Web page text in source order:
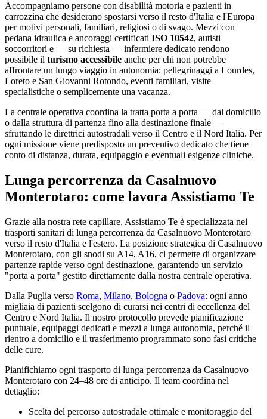
Accompagniamo persone con disabilità motoria e pazienti in
carrozzina che desiderano spostarsi verso il resto d'Italia e l'Europa
per motivi personali, familiari, religiosi o di svago. Mezzi con
pedana idraulica e ancoraggi certificati ISO 10542, autisti
soccorritori e — su richiesta — infermiere dedicato rendono
possibile il turismo accessibile anche per chi non potrebbe
affrontare un lungo viaggio in autonomia: pellegrinaggi a Lourdes,
Loreto e San Giovanni Rotondo, eventi familiari, visite
specialistiche o semplicemente una vacanza.
La centrale operativa coordina la tratta porta a porta — dal domicilio
o dalla struttura di partenza fino alla destinazione finale —
sfruttando le direttrici autostradali verso il Centro e il Nord Italia. Per
ogni missione viene predisposto un preventivo dedicato che tiene
conto di distanza, durata, equipaggio e eventuali esigenze cliniche.
Lunga percorrenza da Casalnuovo
Monterotaro: come lavora Assistiamo Te
Grazie alla nostra rete capillare, Assistiamo Te è specializzata nei
trasporti sanitari di lunga percorrenza da Casalnuovo Monterotaro
verso il resto d'Italia e l'estero. La posizione strategica di Casalnuovo
Monterotaro, con gli snodi su A14, A16, ci permette di organizzare
partenze rapide verso ogni destinazione, garantendo un servizio
"porta a porta" gestito direttamente dalla nostra centrale operativa.
Dalla Puglia verso Roma, Milano, Bologna o Padova: ogni anno
migliaia di pazienti scelgono di curarsi nei centri di eccellenza del
Centro e Nord Italia. Il nostro protocollo prevede pianificazione
puntuale, equipaggi dedicati e mezzi a lunga autonomia, perché il
rientro a domicilio e il trasferimento programmato sono fasi critiche
delle cure.
Pianifichiamo ogni trasporto di lunga percorrenza da Casalnuovo
Monterotaro con 24–48 ore di anticipo. Il team coordina nel
dettaglio:
Scelta del percorso autostradale ottimale e monitoraggio del